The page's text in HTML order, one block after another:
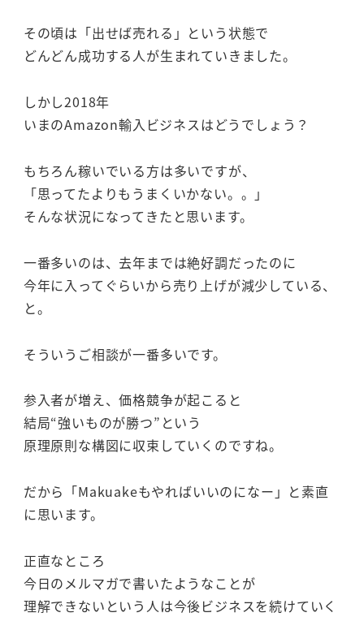
その頃は「出せば売れる」という状態で
どんどん成功する人が生まれていきました。
しかし2018年
いまのAmazon輸入ビジネスはどうでしょう？
もちろん稼いでいる方は多いですが、
「思ってたよりもうまくいかない。。」
そんな状況になってきたと思います。
一番多いのは、去年までは絶好調だったのに
今年に入ってぐらいから売り上げが減少している、
と。
そういうご相談が一番多いです。
参入者が増え、価格競争が起こると
結局“強いものが勝つ”という
原理原則な構図に収束していくのですね。
だから「Makuakeもやればいいのになー」と素直
に思います。
正直なところ
今日のメルマガで書いたようなことが
理解できないという人は今後ビジネスを続けていく